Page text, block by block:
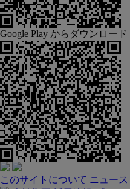
Google Play からダウンロード
このサイトについて ニュース